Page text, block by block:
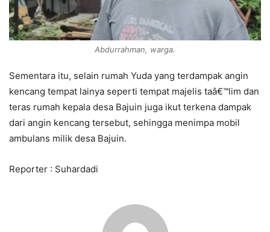
Abdurrahman, warga.
Sementara itu, selain rumah Yuda yang terdampak angin
kencang tempat lainya seperti tempat majelis taâ€™lim dan
teras rumah kepala desa Bajuin juga ikut terkena dampak
dari angin kencang tersebut, sehingga menimpa mobil
ambulans milik desa Bajuin.
Reporter : Suhardadi